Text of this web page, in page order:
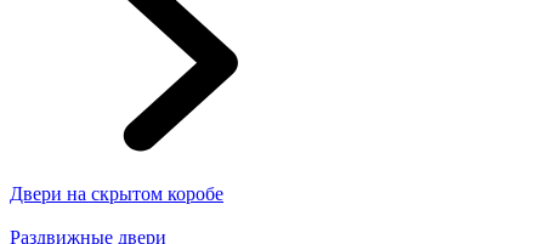
Двери на скрытом коробе
Раздвижные двери